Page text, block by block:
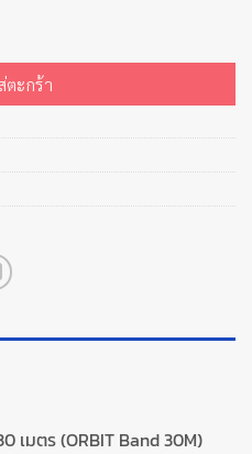
ตะกร้า
เมตร (ORBIT Band 30M)